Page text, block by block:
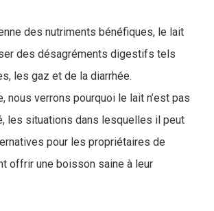
des nutriments bénéfiques, le lait
des désagréments digestifs tels
les gaz et de la diarrhée.
nous verrons pourquoi le lait n’est pas
les situations dans lesquelles il peut
pour les propriétaires de
offrir une boisson saine à leur